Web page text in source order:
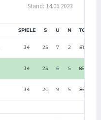
Stand: 14.06.2023
SPIELE S U N TORE
34 25 7 2 81:30
34 23 6 5 89:40
34 20 9 5 86:38